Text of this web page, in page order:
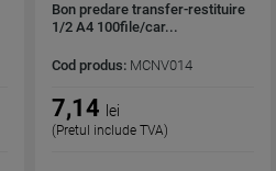
Bon predare transfer-restituire
1/2 A4 100file/car...
Cod produs: MCNV014
7,14 lei
(Pretul include TVA)